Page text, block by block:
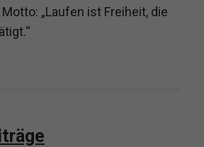
„Laufen ist Freiheit, die